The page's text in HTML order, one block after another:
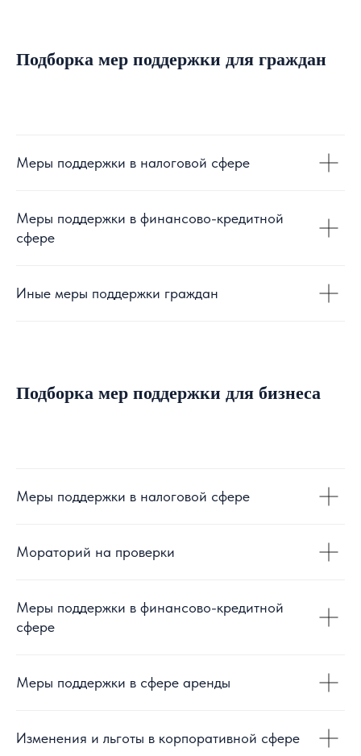
Подборка мер поддержки для граждан
Меры поддержки в налоговой сфере
Меры поддержки в финансово-кредитной
сфере
Иные меры поддержки граждан
Подборка мер поддержки для бизнеса
Меры поддержки в налоговой сфере
Мораторий на проверки
Меры поддержки в финансово-кредитной
сфере
Меры поддержки в сфере аренды
Изменения и льготы в корпоративной сфере